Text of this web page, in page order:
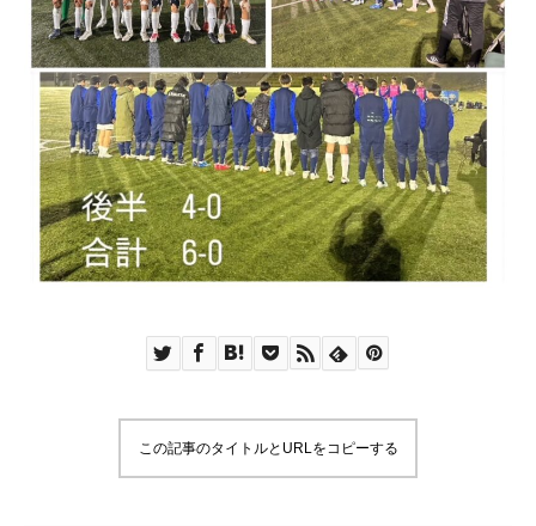
この記事のタイトルとURLをコピーする